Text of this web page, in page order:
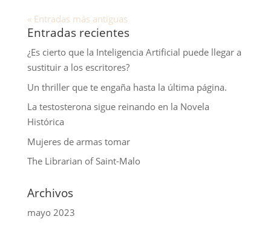
« Entradas más antiguas
Entradas recientes
¿Es cierto que la Inteligencia Artificial puede llegar a
sustituir a los escritores?
Un thriller que te engaña hasta la última página.
La testosterona sigue reinando en la Novela
Histórica
Mujeres de armas tomar
The Librarian of Saint-Malo
Archivos
mayo 2023